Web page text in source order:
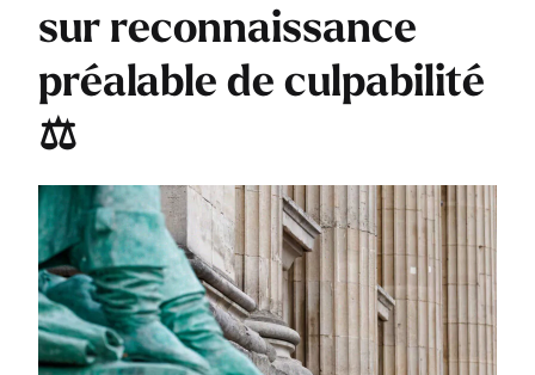
sur reconnaissance
préalable de culpabilité
⚖️